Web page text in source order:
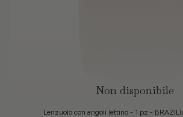
Non disponibile
Lenzuolo con angoli lettino - 1 pz -